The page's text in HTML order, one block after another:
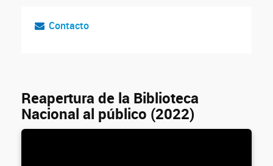
Contacto
Reapertura de la Biblioteca
Nacional al público (2022)